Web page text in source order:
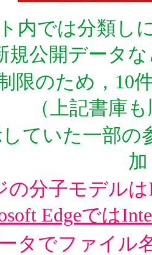
内では分類し
規公開データ
限のため，10
（上記書庫
ていた一部の
分子モデルは
Edgeでは
タでファイル